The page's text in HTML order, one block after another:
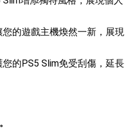
的遊戲主機煥然一新，展現
的PS5 Slim免受刮傷，延長